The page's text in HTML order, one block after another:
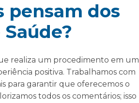
pensam dos
realiza um procedimento em um
positiva. Trabalhamos com
para garantir que oferecemos o
todos os comentários; isso